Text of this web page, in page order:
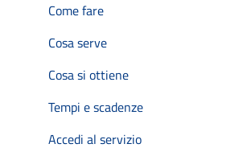
Come fare
Cosa serve
Cosa si ottiene
Tempi e scadenze
Accedi al servizio